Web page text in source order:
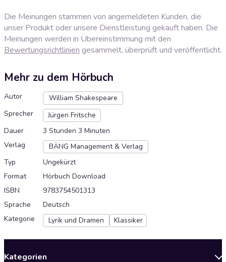
Die Meinungen stammen von angemeldeten Kunden, die
unser Produkt oder unsere Dienstleistung gekauft haben. Die
Meinungen werden in Übereinstimmung mit den
Bewertungsrichtlinien gesammelt, überprüft und veröffentlicht.
Mehr zu dem Hörbuch
Autor
William Shakespeare
Sprecher
Jürgen Fritsche
Dauer
3 Stunden 3 Minuten
Verlag
BÄNG Management & Verlag
Typ
Ungekürzt
Format
Hörbuch Download
ISBN
9783754501313
Sprache
Deutsch
Kategorie
Lyrik und Dramen Klassiker
Kategorien